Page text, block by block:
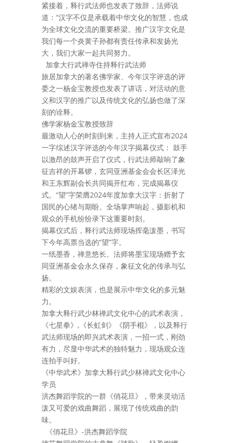
紧接着，释行武法师也发表了致辞，法师说
道：“汉字不仅是承载着中华文化的智慧，也成
为全球文化交流的重要桥梁。推广汉字文化是
我们每一个炎黄子孙都有责任传承和发扬光
大，我们大家一起共同努力。
加拿大行武禅寺住持释行武法师
旅居加拿大的著名佛学家、今年汉字评选的评
委之一杨金宝教授也发表了讲话，对活动的意
义和汉字的推广以及传统文化的弘扬也做了深
刻的诠释。
佛学家杨金宝教授致辞
最激动人心的时刻到来，主持人正式宣布2024
一字综述汉字评选的今年汉字揭幕仪式： 鼓手
以激昂的鼓声开启了仪式，行武法师敲响了象
征吉祥的开幕锣，玄同亚洲基金会会长区泽光
和王东辉副会长共同揭开红布，完成揭幕仪
式。 “望”字荣膺2024年度加拿大汉字：折射了
国民的心绪与期盼。 全场掌声响起，摄影机和
观众的手机纷纷录下这重要时刻。
揭幕仪式后，释行武法师现场挥毫泼墨，书写
下今年高票当选的“望”字。
一纸墨香，禅意悠长。法师将墨宝现场赠予玄
同亚洲基金会永久保存，象征文化的传承与弘
扬。
精彩的文娱表演，也是展示中华文化的多元魅
力。
加拿大释行武少林禅武文化中心的武术表演，
《七星拳》,《长虹剑》《阴手棍》，以及释行
武法师现场的即兴武术表演，一招一式，刚劲
有力，尽显中华武术的独特魅力，现场观众连
连拍手叫好。
《中华武术》加拿大释行武少林禅武文化中心
学员
洪杰舞蹈学院的一群《俏花旦》，带来灵动活
泼又可爱的戏曲舞蹈，展现了传统戏曲的韵
味。
《俏花旦》-洪杰舞蹈学院